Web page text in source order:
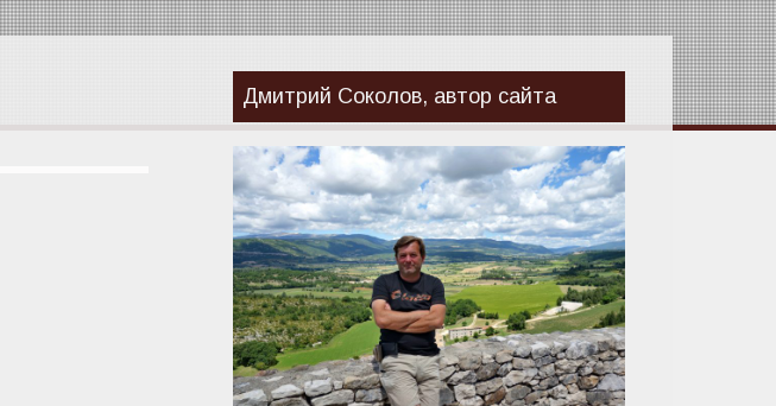
Дмитрий Соколов, автор сайта